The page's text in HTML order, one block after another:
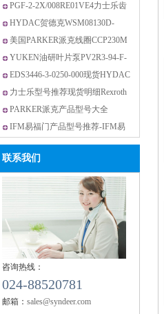
DBDS6K1X/200现货
PGF-2-2X/008RE01VE4力士乐齿
轮泵现货
HYDAC贺德克WSM08130D-
01M-C-N-24DG
美国PARKER派克线圈CCP230M
现货
YUKEN油研叶片泵PV2R3-94-F-
RAA-31-21MPA现货
EDS3446-3-0250-000现货HYDAC
贺德克传感器
力士乐型号推荐现货明细Rexroth
力士乐
PARKER派克产品型号大全
IFM易福门产品型号推荐-IFM易
福门传感器
联系我们
咨询热线：
024-88520781
邮箱： sales@syndeer.com